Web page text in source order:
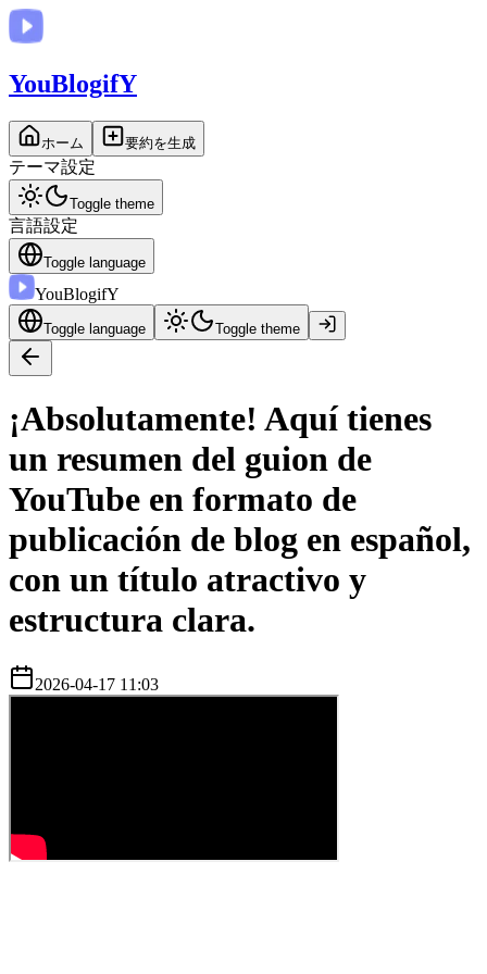
YouBlogifY
ホーム 要約を生成
テーマ設定
Toggle theme
言語設定
Toggle language
YouBlogifY
Toggle language Toggle theme
¡Absolutamente! Aquí tienes
un resumen del guion de
YouTube en formato de
publicación de blog en español,
con un título atractivo y
estructura clara.
2026-04-17 11:03